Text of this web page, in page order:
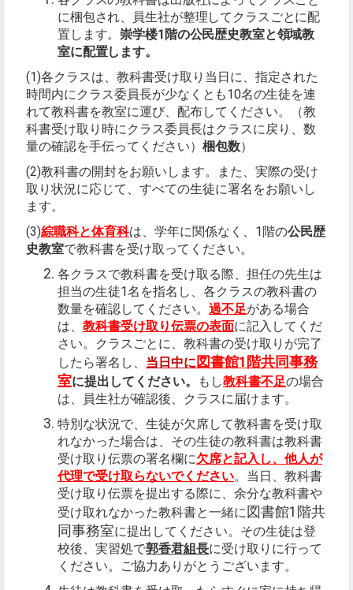
に梱包され、員生社が整理してクラスごとに配
置します。 崇学楼1階の公民歴史教室と領域教
室に配置します。
(1)各クラスは、教科書受け取り当日に、指定された
時間内にクラス委員長が少なくとも10名の生徒を連
れて教科書を教室に運び、配布してください。（教
科書受け取り時にクラス委員長はクラスに戻り、数
量の確認を手伝ってください） 梱包数）
(2)教科書の開封をお願いします。また、実際の受け
取り状況に応じて、すべての生徒に署名をお願いし
ます。
(3)綜職科と体育科は、学年に関係なく、1階の公民歴
史教室で教科書を受け取ってください。
各クラスで教科書を受け取る際、担任の先生は
担当の生徒1名を指名し、各クラスの教科書の
数量を確認してください。 過不足がある場合
は、 教科書受け取り伝票の表面に記入してくだ
さい。クラスごとに、教科書の受け取りが完了
したら署名し、 当日中に 図書館1階共同事務
室に提出してください。 もし教科書不足の場合
は、員生社が確認後、クラスに届けます。
特別な状況で、生徒が欠席して教科書を受け取
れなかった場合は、その生徒の教科書は教科書
受け取り伝票の署名欄に欠席と記入し、他人が
代理で受け取らないでください。当日、教科書
受け取り伝票を提出する際に、余分な教科書や
受け取れなかった教科書と一緒に 図書館1階共
同事務室に提出してください。その生徒は登
校後、実習処で郭香君組長に受け取りに行って
ください。ご協力ありがとうございます。